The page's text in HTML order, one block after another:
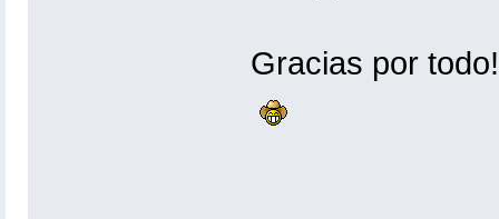
Gracias por todo!